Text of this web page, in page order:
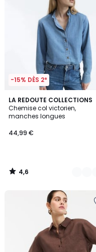
-15% DÈS 2*
LA REDOUTE COLLECTIONS
Chemise col victorien,
manches longues
44,99 €
4,6
/ 5
3
Couleurs
4,6
/